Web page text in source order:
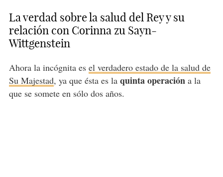
La verdad sobre la salud del Rey y su
relación con Corinna zu Sayn-
Wittgenstein
Ahora la incógnita es el verdadero estado de la salud de
Su Majestad, ya que ésta es la quinta operación a la
que se somete en sólo dos años.